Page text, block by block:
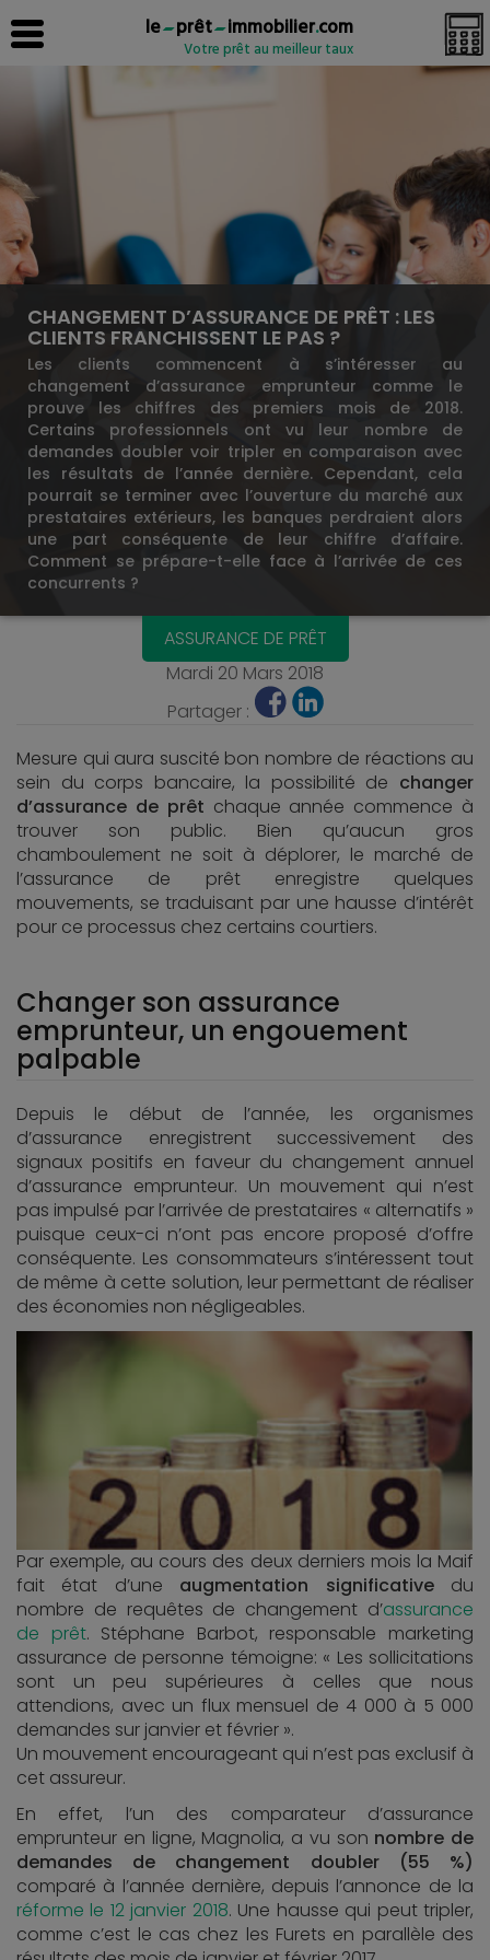
le prêt immobilier.com
Votre prêt au meilleur taux
CHANGEMENT D’ASSURANCE DE PRÊT : LES
CLIENTS FRANCHISSENT LE PAS ?
Les clients commencent à s’intéresser au
changement d’assurance emprunteur comme le
prouve les chiffres des premiers mois de 2018.
Certains professionnels ont vu leur nombre de
demandes doubler voir tripler en comparaison avec
les résultats de l’année dernière. Cependant, cela
pourrait se terminer avec l’ouverture du marché aux
prestataires extérieurs, les banques perdraient alors
une part conséquente de leur chiffre d’affaire.
Comment se prépare-t-elle face à l’arrivée de ces
concurrents ?
ASSURANCE DE PRÊT
Mardi 20 Mars 2018
Partager :
Mesure qui aura suscité bon nombre de réactions au
sein du corps bancaire, la possibilité de changer
d’assurance de prêt chaque année commence à
trouver son public. Bien qu’aucun gros
chamboulement ne soit à déplorer, le marché de
l’assurance de prêt enregistre quelques
mouvements, se traduisant par une hausse d’intérêt
pour ce processus chez certains courtiers.
Changer son assurance
emprunteur, un engouement
palpable
Depuis le début de l’année, les organismes
d’assurance enregistrent successivement des
signaux positifs en faveur du changement annuel
d’assurance emprunteur. Un mouvement qui n’est
pas impulsé par l’arrivée de prestataires « alternatifs »
puisque ceux-ci n’ont pas encore proposé d’offre
conséquente. Les consommateurs s’intéressent tout
de même à cette solution, leur permettant de réaliser
des économies non négligeables.
Par exemple, au cours des deux derniers mois la Maif
fait état d’une augmentation significativedu
nombre de requêtes de changement d’assurance
de prêt. Stéphane Barbot, responsable marketing
assurance de personne témoigne: « Les sollicitations
sont un peu supérieures à celles que nous
attendions, avec un flux mensuel de 4 000 à 5 000
demandes sur janvier et février ».
Un mouvement encourageant qui n’est pas exclusif à
cet assureur.
En effet, l’un des comparateur d’assurance
emprunteur en ligne, Magnolia, a vu son nombre de
demandes de changement doubler (55 %)
comparé à l’année dernière, depuis l’annonce de la
réforme le 12 janvier 2018. Une hausse qui peut tripler,
comme c’est le cas chez les Furets en parallèle des